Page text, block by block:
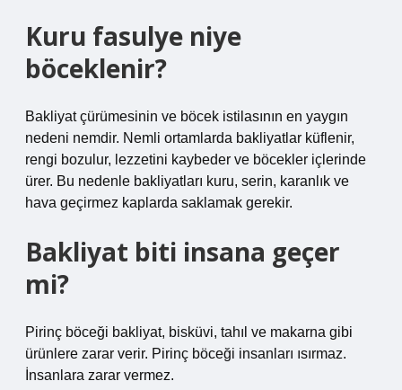
Kuru fasulye niye
böceklenir?
Bakliyat çürümesinin ve böcek istilasının en yaygın
nedeni nemdir. Nemli ortamlarda bakliyatlar küflenir,
rengi bozulur, lezzetini kaybeder ve böcekler içlerinde
ürer. Bu nedenle bakliyatları kuru, serin, karanlık ve
hava geçirmez kaplarda saklamak gerekir.
Bakliyat biti insana geçer
mi?
Pirinç böceği bakliyat, bisküvi, tahıl ve makarna gibi
ürünlere zarar verir. Pirinç böceği insanları ısırmaz.
İnsanlara zarar vermez.